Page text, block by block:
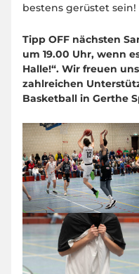
bestens gerüstet sein!
Tipp OFF nächsten
um 19.00 Uhr, wenn
Halle!“. Wir freuen
zahlreichen
Basketball in Gerthe